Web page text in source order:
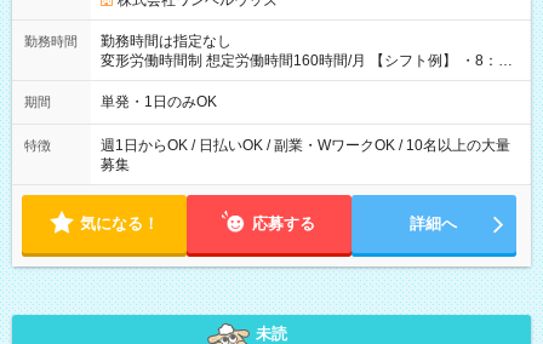
勤務時間
勤務時間は指定なし
変形労働時間制 想定労働時間160時間/月 【シフト例】 ・8：00
～21：00
期間 単発・1日のみOK
特徴
週1日からOK / 日払いOK / 副業・WワークOK / 10名以上の大量
募集
気になる！ 応募する 詳細へ
未読